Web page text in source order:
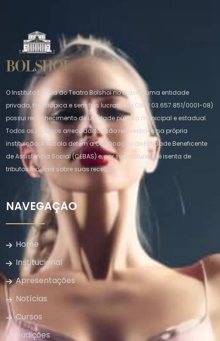
O Instituto Escola do Teatro Bolshoi no Brasil é uma entidade
privada, filantrópica e sem fins lucrativos (CNPJ 03.657.851/0001-08)
possui reconhecimento de utilidade pública municipal e estadual.
Todos os recursos arrecadados são reinvestidos na própria
instituição. A escola detém a Certificação de Entidade Beneficente
de Assistência Social (CEBAS) e, por sua natureza, é isenta de
tributos federais sobre suas receitas.
NAVEGAÇÃO
Home
Institucional
Apresentações
Notícias
Cursos
Audições